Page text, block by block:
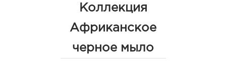
Коллекция
Африканское
черное мыло